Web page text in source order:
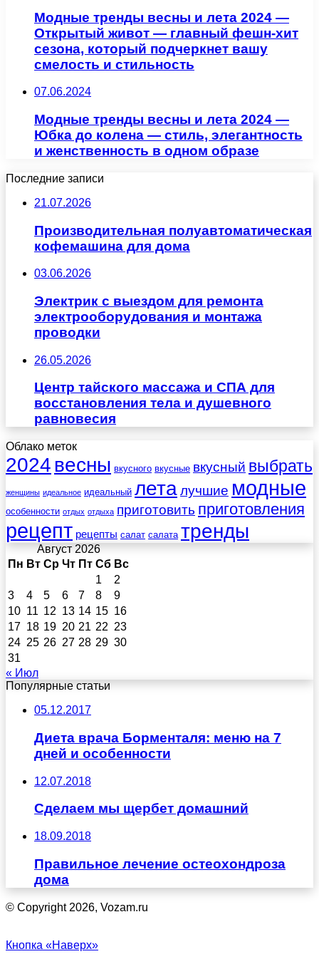
Модные тренды весны и лета 2024 —
Открытый живот — главный фешн-хит
сезона, который подчеркнет вашу
смелость и стильность
07.06.2024
Модные тренды весны и лета 2024 —
Юбка до колена — стиль, элегантность
и женственность в одном образе
Последние записи
21.07.2026
Производительная полуавтоматическая
кофемашина для дома
03.06.2026
Электрик с выездом для ремонта
электрооборудования и монтажа
проводки
26.05.2026
Центр тайского массажа и СПА для
восстановления тела и душевного
равновесия
Облако меток
2024 весны вкусного вкусные вкусный выбрать
женщины идеальное идеальный леталучшие модные
особенности отдых отдыха приготовить приготовления
рецепт рецепты салат салата тренды
Август 2026
Пн Вт Ср Чт Пт Сб Вс
1
2
3
4 5 6 7 8
9
10 11 12 13 14 15 16
17 18 19 20 21 22 23
24 25 26 27 28 29 30
31
« Июл
Популярные статьи
05.12.2017
Диета врача Борменталя: меню на 7
дней и особенности
12.07.2018
Сделаем мы щербет домашний
18.09.2018
Правильное лечение остеохондроза
дома
© Copyright 2026, Vozam.ru
Кнопка «Наверх»